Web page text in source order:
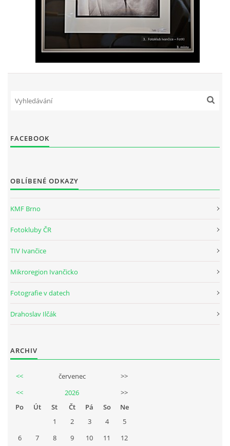
FACEBOOK
OBLÍBENÉ ODKAZY
KMF Brno
Fotokluby ČR
TIV Ivančice
Mikroregion Ivančicko
Fotografie v datech
Drahoslav Ilčák
ARCHIV
<< červenec
>>
<<
2026
>>
Po
Út St Čt Pá So
Ne
1
2 3 4
5
6
7 8 9 10 11 12